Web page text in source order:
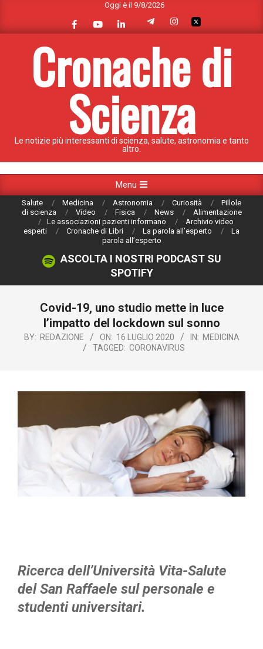
content
Oggi è il 9/8/2026
Cronache di
Scienza
Le notizie più interessanti di scienza, salute, astronomia e tanto
altro.
Navigation
Menu
Salute Medicina Astronomia Curiosità
Pillole
di scienza
Video Fisica News
Alimentazione
Le associazioni pazienti informano
Archivio video
esperti
Cronache di Libri La parola all’esperto
La
parola all’esperto
ASCOLTA I NOSTRI PODCAST SU
SPOTIFY
Covid-19, uno studio mette in luce
l’impatto del lockdown sul sonno
BY: REDAZIONE ON: 16 LUGLIO 2020 IN: MEDICINA
TAGGED: CORONAVIRUS
Ricerca dell’Università Vita-Salute
del San Raffaele sul personale e
studenti universitari.